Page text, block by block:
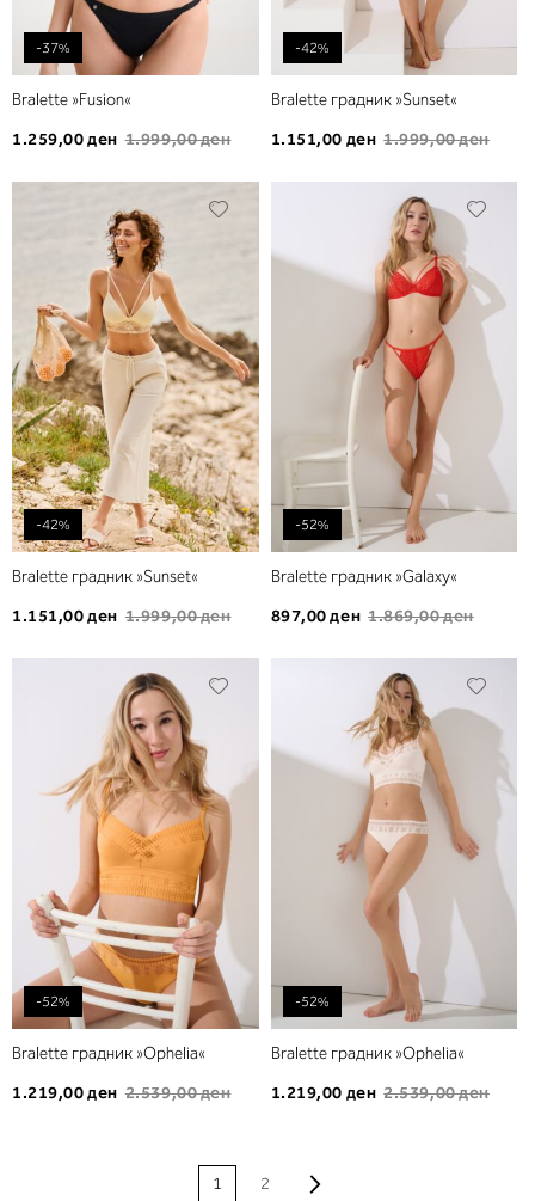
-37%
Bralette »Fusion«
1.259,00 ден 1.999,00 ден
-42%
Bralette градник »Sunset«
1.151,00 ден 1.999,00 ден
-42%
листа
Bralette градник »Sunset«
1.151,00 ден 1.999,00 ден
-52%
на
желби
Bralette градник »Galaxy«
897,00 ден 1.869,00 ден
-52%
желби
Bralette градник »Ophelia«
1.219,00 ден 2.539,00 ден
-52%
желби
Bralette градник »Ophelia«
1.219,00 ден 2.539,00 ден
Моментално ја
1 Page
2